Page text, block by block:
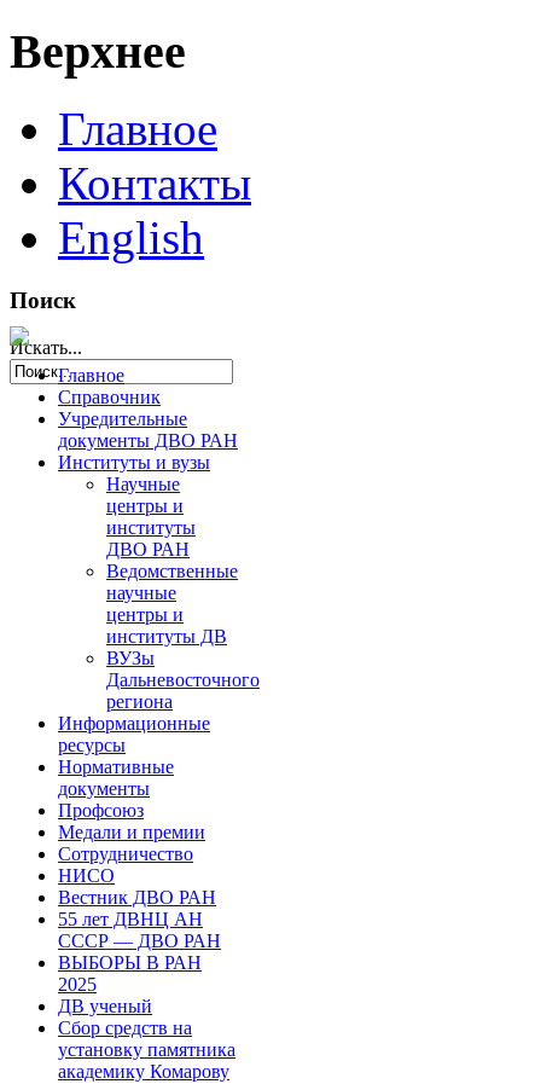
Верхнее
Главное
Контакты
English
Поиск
Искать...
Главное
Справочник
Учредительные
документы ДВО РАН
Институты и вузы
Научные
центры и
институты
ДВО РАН
Ведомственные
научные
центры и
институты ДВ
ВУЗы
Дальневосточного
региона
Информационные
ресурсы
Нормативные
документы
Профсоюз
Медали и премии
Сотрудничество
НИСО
Вестник ДВО РАН
55 лет ДВНЦ АН
СССР — ДВО РАН
ВЫБОРЫ В РАН
2025
ДВ ученый
Сбор средств на
установку памятника
академику Комарову